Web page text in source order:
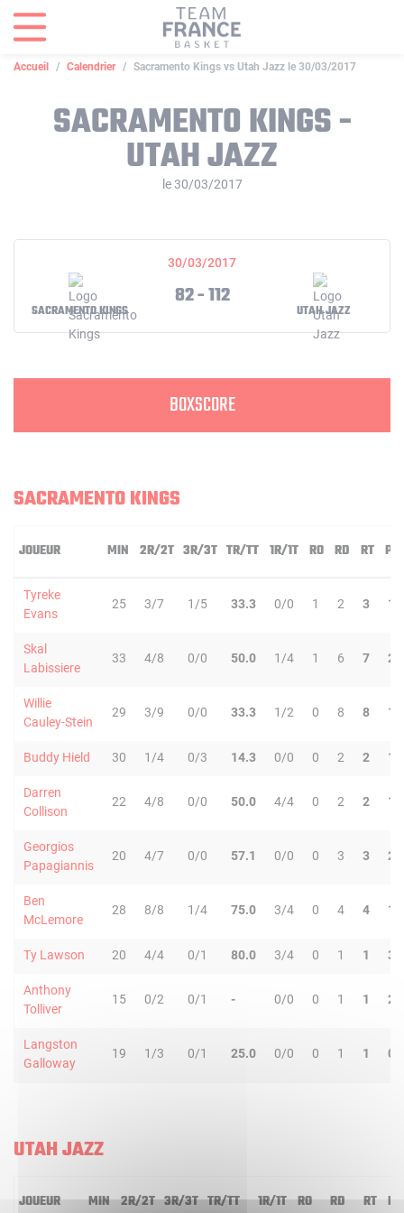
Accueil Calendrier Sacramento Kings vs Utah Jazz le 30/03/2017
SACRAMENTO KINGS -
UTAH JAZZ
le 30/03/2017
30/03/2017
SACRAMENTO KINGS
82 - 112
UTAH JAZZ
BOXSCORE
SACRAMENTO KINGS
JOUEUR MIN 2R/2T 3R/3T TR/TT 1R/1T RO RD RT PD
Tyreke
Evans
25 3/7 1/5 33.3 0/0 1 2 3 1
Skal
Labissiere
33 4/8 0/0 50.0 1/4 1 6 7 2
Willie
Cauley-Stein
29 3/9 0/0 33.3 1/2 0 8 8 1
Buddy Hield 30 1/4 0/3 14.3 0/0 0 2 2 1
Darren
Collison
22 4/8 0/0 50.0 4/4 0 2 2 1
Georgios
Papagiannis
20 4/7 0/0 57.1 0/0 0 3 3 2
Ben
McLemore
28 8/8 1/4 75.0 3/4 0 4 4 1
Ty Lawson 20 4/4 0/1 80.0 3/4 0 1 1 3
Anthony
Tolliver
15 0/2 0/1 - 0/0 0 1 1 2
Langston
Galloway
19 1/3 0/1 25.0 0/0 0 1 1 0
UTAH JAZZ
JOUEUR MIN 2R/2T 3R/3T TR/TT 1R/1T RO RD RT PD
Panneau de gestion des cookies